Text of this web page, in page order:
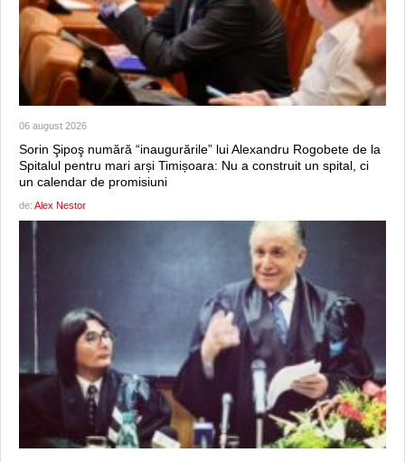
06 august 2026
Sorin Şipoş numără “inaugurările” lui Alexandru Rogobete de la
Spitalul pentru mari arși Timișoara: Nu a construit un spital, ci
un calendar de promisiuni
de: Alex Nestor